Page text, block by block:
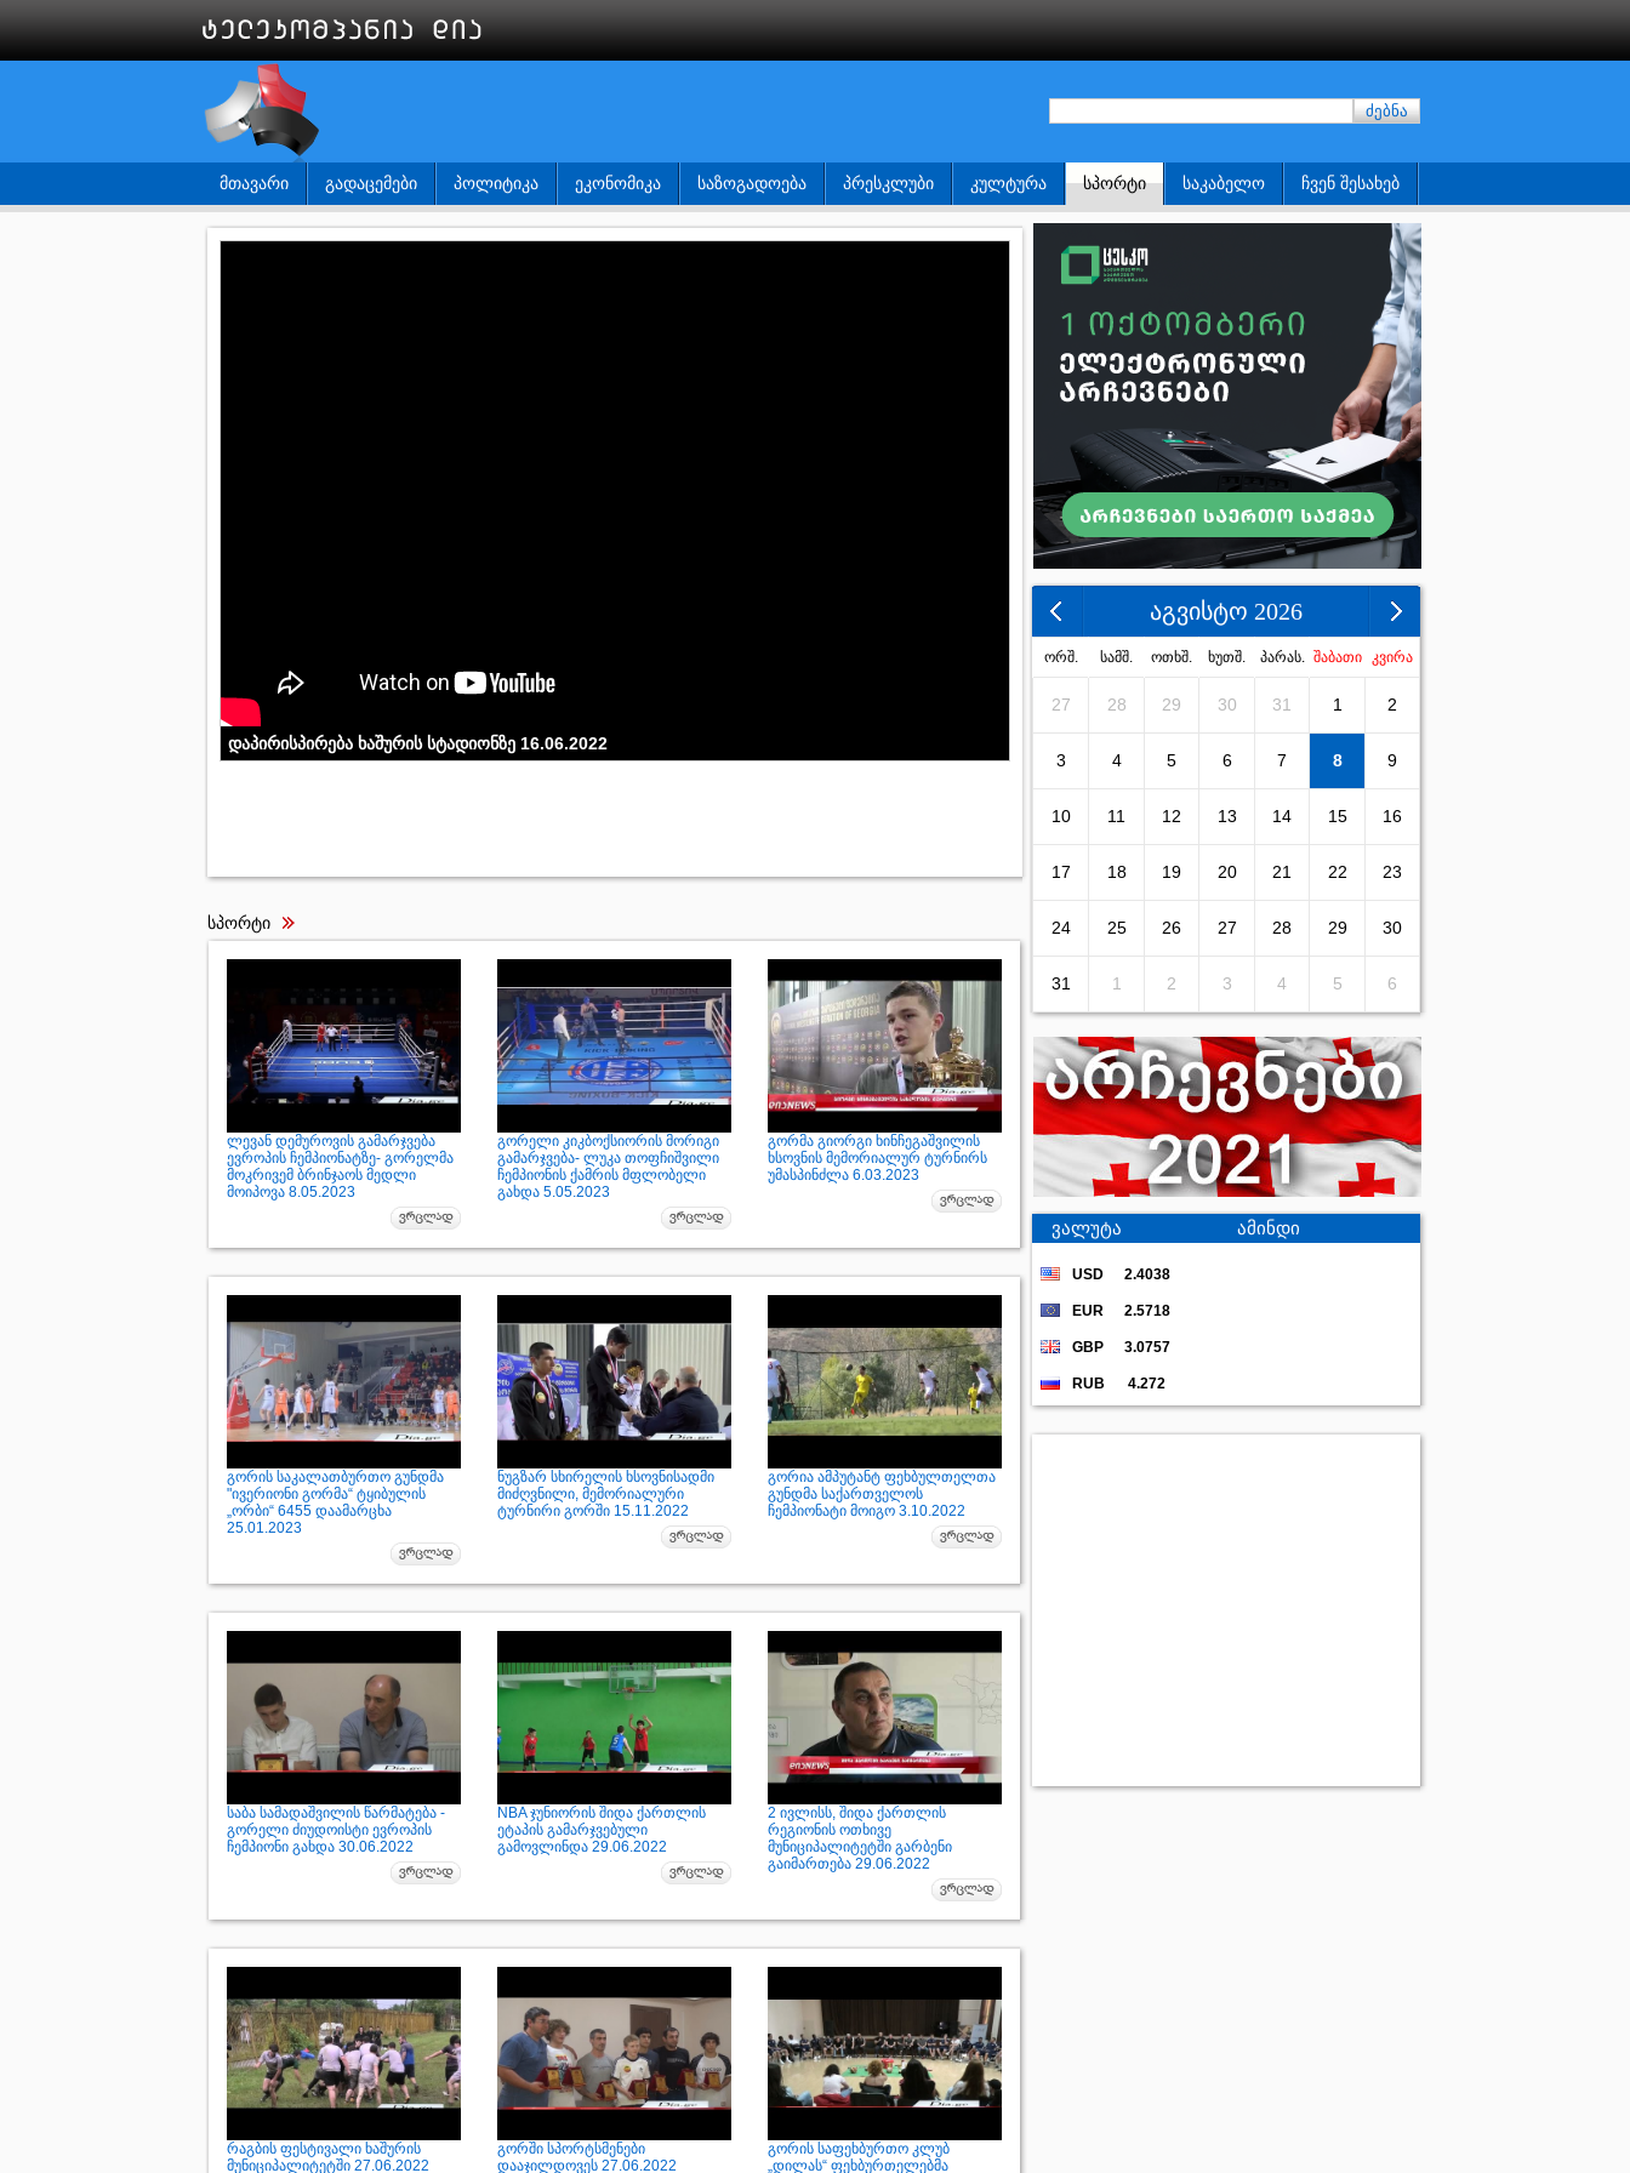
ძებნა
ᲛᲗᲐᲕᲐᲠᲘ ᲒᲐᲓᲐᲪᲔᲛᲔᲑᲘ ᲞᲝᲚᲘᲢᲘᲙᲐ ᲔᲙᲝᲜᲝᲛᲘᲙᲐ ᲡᲐᲖᲝᲒᲐᲓᲝᲔᲑᲐ ᲞᲠᲔᲡᲙᲚᲣᲑᲘ ᲙᲣᲚᲢᲣᲠᲐ ᲡᲞᲝᲠᲢᲘ ᲡᲐᲙᲐᲑᲔᲚᲝ ᲩᲕᲔᲜ ᲨᲔᲡᲐᲮᲔᲑ
დაპირისპირება ხაშურის სტადიონზე 16.06.2022
სპორტი
ლევან დემუროვის გამარჯვება
ევროპის ჩემპიონატზე- გორელმა
მოკრივემ ბრინჯაოს მედლი
მოიპოვა 8.05.2023
გორელი კიკბოქსიორის მორიგი
გამარჯვება- ლუკა თოფჩიშვილი
ჩემპიონის ქამრის მფლობელი
გახდა 5.05.2023
გორმა გიორგი ხინჩეგაშვილის
ხსოვნის მემორიალურ ტურნირს
უმასპინძლა 6.03.2023
გორის საკალათბურთო გუნდმა
"ივერიონი გორმა“ ტყიბულის
„ორბი“ 6455 დაამარცხა
25.01.2023
ნუგზარ სხირელის ხსოვნისადმი
მიძღვნილი, მემორიალური
ტურნირი გორში 15.11.2022
გორია ამპუტანტ ფეხბულთელთა
გუნდმა საქართველოს
ჩემპიონატი მოიგო 3.10.2022
საბა სამადაშვილის წარმატება -
გორელი ძიუდოისტი ევროპის
ჩემპიონი გახდა 30.06.2022
NBA ჯუნიორის შიდა ქართლის
ეტაპის გამარჯვებული
გამოვლინდა 29.06.2022
2 ივლისს, შიდა ქართლის
რეგიონის ოთხივე
მუნიციპალიტეტში გარბენი
გაიმართება 29.06.2022
რაგბის ფესტივალი ხაშურის
მუნიციპალიტეტში 27.06.2022
გორში სპორტსმენები
დააჯილდოვეს 27.06.2022
გორის საფეხბურთო კლუბ
„დილას“ ფეხბურთელებმა
აგვისტო 2026
ორშ. სამშ. ოთხშ. ხუთშ. პარას. შაბათი კვირა
27 28 29 30 31 1 2
3 4 5 6 7 8 9
10 11 12 13 14 15 16
17 18 19 20 21 22 23
24 25 26 27 28 29 30
31 1 2 3 4 5 6
ვალუტა ამინდი
USD 2.4038
EUR 2.5718
GBP 3.0757
RUB 4.272